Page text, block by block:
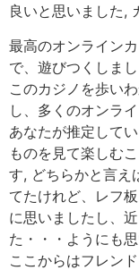
良いと思いました,
最高のオンライン
で、遊びつくしま
このカジノを歩い
し、多くのオンラ
あなたが推定して
ものを見て楽しむ
す, どちらかと言え
てたけれど、レフ
に思いましたし、
た・・・ようにも
ここからはフレン